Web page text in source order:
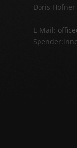
Doris
E-Mail: